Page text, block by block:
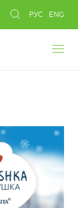
РУС ENG